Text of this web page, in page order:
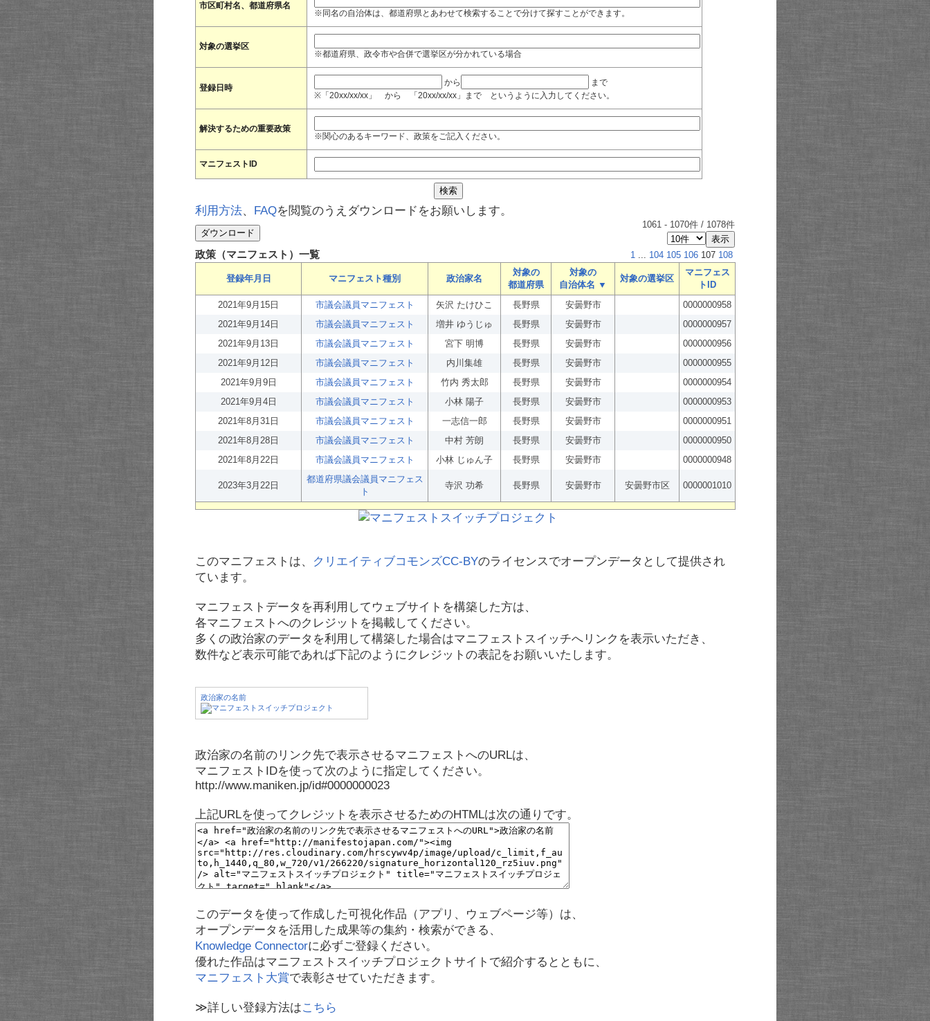
市区町村名、都道府県名
※同名の自治体は、都道府県とあわせて検索することで分けて探すことができます。
対象の選挙区
※都道府県、政令市や合併で選挙区が分かれている場合
登録日時
から
まで
※「20xx/xx/xx」 から 「20xx/xx/xx」まで というように入力してください。
解決するための重要政策
※関心のあるキーワード、政策をご記入ください。
マニフェストID
利用方法、 FAQを閲覧のうえダウンロードをお願いします。
1061 - 1070件 / 1078件
政策（マニフェスト）一覧 1 ... 104 105 106 107 108
登録年月日 マニフェスト種別 政治家名
対象の
都道府県
対象の
自治体名 ▼
対象の選挙区
マニフェス
トID
2021年9月15日
市議会議員マニフェスト 矢沢 たけひこ 長野県 安曇野市
0000000958
2021年9月14日
市議会議員マニフェスト 増井 ゆうじゅ 長野県 安曇野市
0000000957
2021年9月13日
市議会議員マニフェスト 宮下 明博 長野県 安曇野市
0000000956
2021年9月12日
市議会議員マニフェスト 内川集雄 長野県 安曇野市
0000000955
2021年9月9日
市議会議員マニフェスト 竹内 秀太郎 長野県 安曇野市
0000000954
2021年9月4日
市議会議員マニフェスト 小林 陽子 長野県 安曇野市
0000000953
2021年8月31日
市議会議員マニフェスト 一志信一郎 長野県 安曇野市
0000000951
2021年8月28日
市議会議員マニフェスト 中村 芳朗 長野県 安曇野市
0000000950
2021年8月22日
市議会議員マニフェスト 小林 じゅん子 長野県 安曇野市 0000000948
2023年3月22日
都道府県議会議員マニフェス
ト
寺沢 功希 長野県 安曇野市 安曇野市区 0000001010
このマニフェストは、 クリエイティブコモンズCC-BYのライセンスでオープンデータとして提供され
ています。
マニフェストデータを再利用してウェブサイトを構築した方は、
各マニフェストへのクレジットを掲載してください。
多くの政治家のデータを利用して構築した場合はマニフェストスイッチへリンクを表示いただき、
数件など表示可能であれば下記のようにクレジットの表記をお願いいたします。
政治家の名前
政治家の名前のリンク先で表示させるマニフェストへのURLは、
マニフェストIDを使って次のように指定してください。
http://www.maniken.jp/id#0000000023
上記URLを使ってクレジットを表示させるためのHTMLは次の通りです。
このデータを使って作成した可視化作品（アプリ、ウェブページ等）は、
オープンデータを活用した成果等の集約・検索ができる、
Knowledge Connectorに必ずご登録ください。
優れた作品はマニフェストスイッチプロジェクトサイトで紹介するとともに、
マニフェスト大賞で表彰させていただきます。
≫詳しい登録方法はこちら